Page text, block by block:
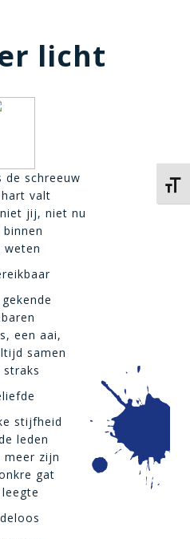
licht
de schreeuw
valt
jij, niet nu
binnen
weten
een aai,
samen
stijfheid
leden
meer zijn
gat